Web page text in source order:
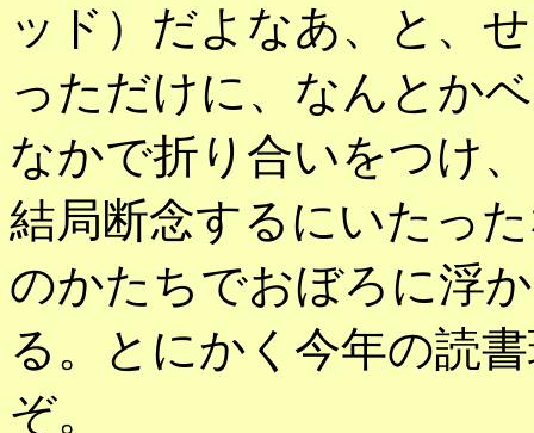
ッド）だよなあ、と、
っただけに、なんとか
なかで折り合いをつけ
結局断念するにいたっ
のかたちでおぼろに浮
る。とにかく今年の読
ぞ。